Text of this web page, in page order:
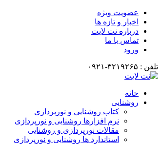
عضویت ویژه
اخبار و تازه ها
درباره نت لایت
تماس با ما
ورود
تلفن : ۳۲۱۹۲۶۵-۰۹۲۱
خانه
روشنایی
کتاب روشنایی و نورپردازی
نرم افزارها روشنایی و نورپردازی
مقالات نورپردازی و روشنایی
استاندارد ها روشنایی و نورپردازی